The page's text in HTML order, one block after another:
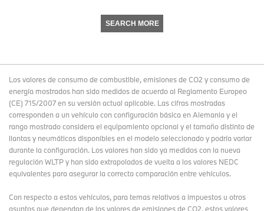
SEARCH MORE
Los valores de consumo de combustible, emisiones de CO2 y consumo de
energía mostrados han sido medidos de acuerdo al Reglamento Europeo
(CE) 715/2007 en su versión actual aplicable. Las cifras mostradas
corresponden a un vehículo con configuración básica en Alemania y el
rango mostrado considera el equipamiento opcional y el tamaño distinto de
llantas y neumáticos disponibles en el modelo seleccionado y podría variar
durante la configuración. Los valores han sido ya medidos con la nueva
regulación WLTP y han sido extrapolados de vuelta a los valores NEDC
equivalentes para asegurar la correcta comparación entre vehículos.
Con respecto a estos vehículos, para temas relativos a impuestos u otros
asuntos que dependan de los valores de emisiones de CO2, estos valores